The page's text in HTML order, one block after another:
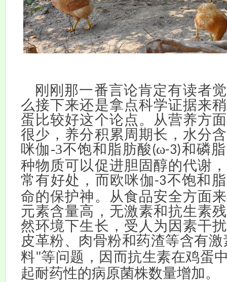
刚刚那一番言论肯定有读者
么接下来还是拿点科学证据来
蛋比较好这个论点。从营养方
很少，养分积累周期长，水分
咪伽-3不饱和脂肪酸(ω-3)和磷
种物质可以促进胆固醇的代谢
常有好处，而欧咪伽-3不饱和
命的保护神。从食品安全方面
元素含量高，无激素和抗生素
然环境下生长，受人为因素干
皮革粉、肉骨粉和药渣等含有
料"等问题，因而抗生素在鸡蛋
起耐药性的病原菌株数量增加。